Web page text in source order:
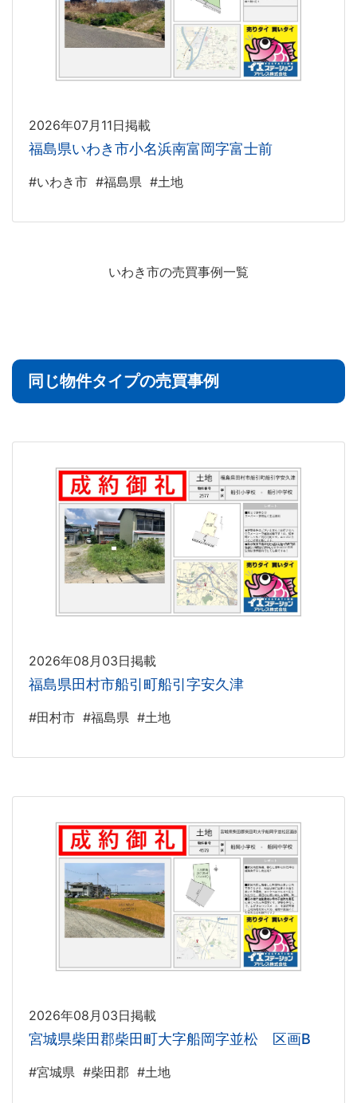
2026年07月11日掲載
福島県いわき市小名浜南富岡字富士前
#いわき市 #福島県 #土地
いわき市の売買事例一覧
同じ物件タイプの売買事例
2026年08月03日掲載
福島県田村市船引町船引字安久津
#田村市 #福島県 #土地
2026年08月03日掲載
宮城県柴田郡柴田町大字船岡字並松 区画B
#宮城県 #柴田郡 #土地